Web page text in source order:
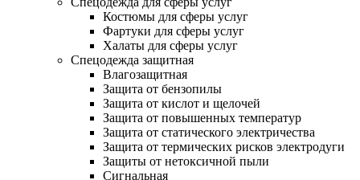
Костюмы для сферы услуг
Фартуки для сферы услуг
Халаты для сферы услуг
Спецодежда защитная
Влагозащитная
Защита от бензопилы
Защита от кислот и щелочей
Защита от повышенных температур
Защита от статического электричества
Защита от термических рисков электродуги
Защиты от нетоксичной пыли
Сигнальная